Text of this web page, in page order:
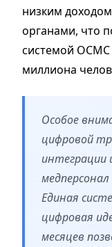
низким
органами, что
системой ОСМС
миллиона
Особое
цифровой
интеграции
Единая
цифровая
месяцев